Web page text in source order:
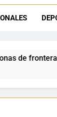
Niño en La
Luciana